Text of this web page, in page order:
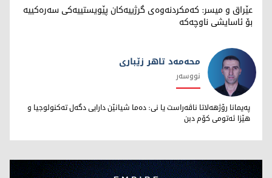
عێراق و میسر: کەمکردنەوەی گرژییەکان پێویستییەکی سەرەکییە
بۆ ئاسایشی ناوچەکە
محەمەد تاهر زێبارى
محەمەد تاهر زێبارى
نووسەر
پەیمانا رۆژهەلاتا ناڤەراست یا نى: دەما شیانێن دارایى دگەل تەکنولوجیا و
هێزا ئەتومى کۆم دبن